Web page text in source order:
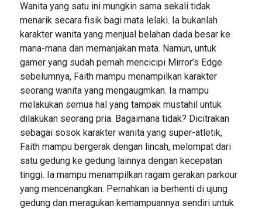
Wanita yang satu ini mungkin sama sekali tidak
menarik secara fisik bagi mata lelaki. Ia bukanlah
karakter wanita yang menjual belahan dada besar ke
mana-mana dan memanjakan mata. Namun, untuk
gamer yang sudah pernah mencicipi Mirror’s Edge
sebelumnya, Faith mampu menampilkan karakter
seorang wanita yang mengaugmkan. Ia mampu
melakukan semua hal yang tampak mustahil untuk
dilakukan seorang pria. Bagaimana tidak? Dicitrakan
sebagai sosok karakter wanita yang super-atletik,
Faith mampu bergerak dengan lincah, melompat dari
satu gedung ke gedung lainnya dengan kecepatan
tinggi. Ia mampu menampilkan ragam gerakan parkour
yang mencenangkan. Pernahkan ia berhenti di ujung
gedung dan meragukan kemampuannya sendiri untuk